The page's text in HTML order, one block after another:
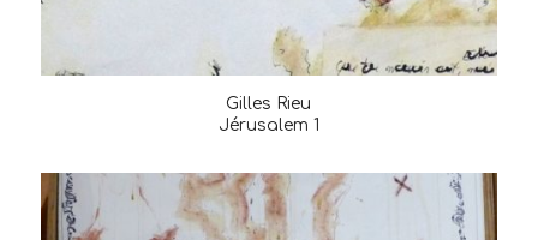
Gilles Rieu
Jérusalem 1